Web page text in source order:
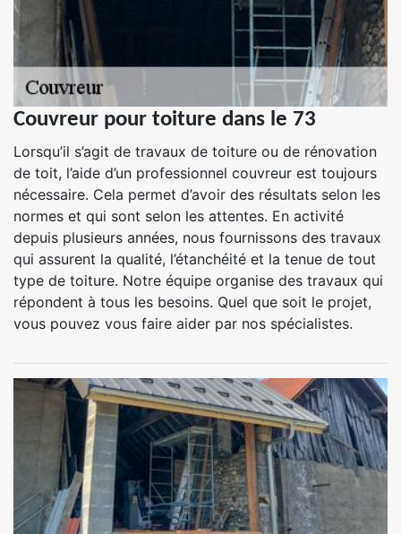
Couvreur pour toiture dans le 73
Lorsqu’il s’agit de travaux de toiture ou de rénovation
de toit, l’aide d’un professionnel couvreur est toujours
nécessaire. Cela permet d’avoir des résultats selon les
normes et qui sont selon les attentes. En activité
depuis plusieurs années, nous fournissons des travaux
qui assurent la qualité, l’étanchéité et la tenue de tout
type de toiture. Notre équipe organise des travaux qui
répondent à tous les besoins. Quel que soit le projet,
vous pouvez vous faire aider par nos spécialistes.